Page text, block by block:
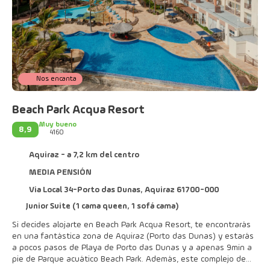
Nos encanta
Beach Park Acqua Resort
8,9
Muy bueno
4160
Aquiraz - a 7,2 km del centro
MEDIA PENSIÓN
Via Local 34-Porto das Dunas, Aquiraz 61700-000
Junior Suite (1 cama queen, 1 sofá cama)
Si decides alojarte en Beach Park Acqua Resort, te encontrarás
en una fantástica zona de Aquiraz (Porto das Dunas) y estarás
a pocos pasos de Playa de Porto das Dunas y a apenas 9 min a
pie de Parque acuático Beach Park. Además, este complejo de